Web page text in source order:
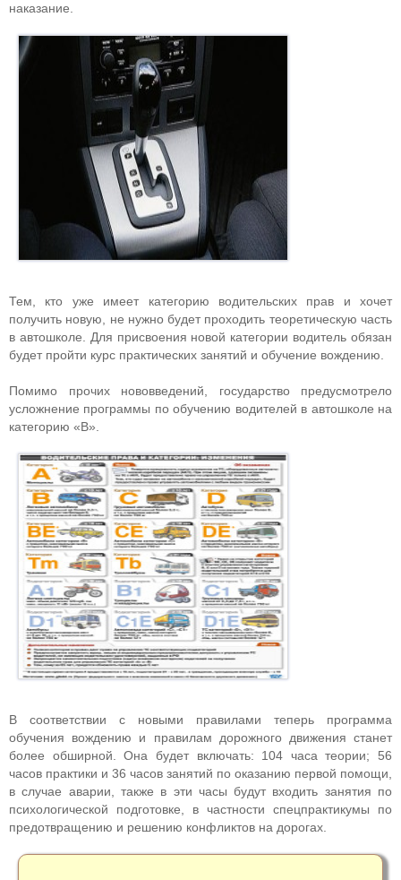
наказание.
Тем, кто уже имеет категорию водительских прав и хочет
получить новую, не нужно будет проходить теоретическую часть
в автошколе. Для присвоения новой категории водитель обязан
будет пройти курс практических занятий и обучение вождению.
Помимо прочих нововведений, государство предусмотрело
усложнение программы по обучению водителей в автошколе на
категорию «В».
В соответствии с новыми правилами теперь программа
обучения вождению и правилам дорожного движения станет
более обширной. Она будет включать: 104 часа теории; 56
часов практики и 36 часов занятий по оказанию первой помощи,
в случае аварии, также в эти часы будут входить занятия по
психологической подготовке, в частности спецпрактикумы по
предотвращению и решению конфликтов на дорогах.